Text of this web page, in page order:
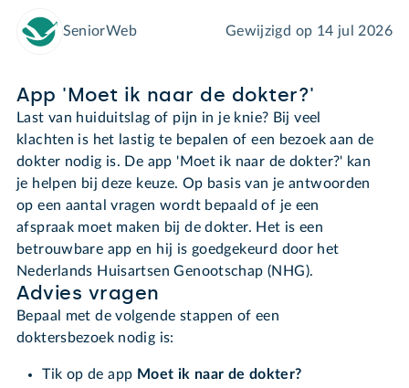
SeniorWeb Gewijzigd op 14 jul 2026
App 'Moet ik naar de dokter?'
Last van huiduitslag of pijn in je knie? Bij veel
klachten is het lastig te bepalen of een bezoek aan de
dokter nodig is. De app 'Moet ik naar de dokter?' kan
je helpen bij deze keuze. Op basis van je antwoorden
op een aantal vragen wordt bepaald of je een
afspraak moet maken bij de dokter. Het is een
betrouwbare app en hij is goedgekeurd door het
Nederlands Huisartsen Genootschap (NHG).
Advies vragen
Bepaal met de volgende stappen of een
doktersbezoek nodig is:
Tik op de app Moet ik naar de dokter?